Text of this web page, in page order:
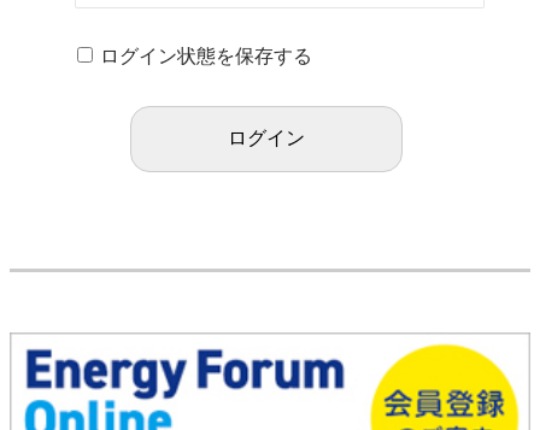
ログイン状態を保存する